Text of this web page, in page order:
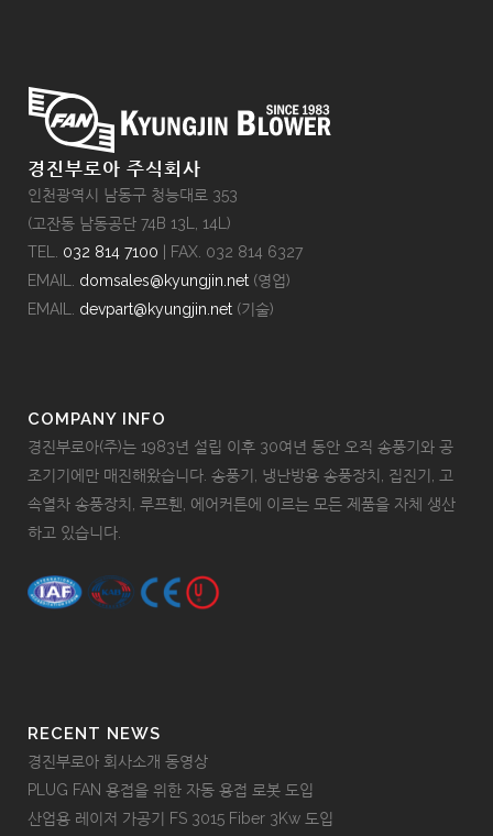
경진부로아 주식회사
인천광역시 남동구 청능대로 353
(고잔동 남동공단 74B 13L, 14L)
TEL. 032 814 7100 | FAX. 032 814 6327
EMAIL. domsales@kyungjin.net (영업)
EMAIL. devpart@kyungjin.net (기술)
COMPANY INFO
경진부로아(주)는 1983년 설립 이후 30여년 동안 오직 송풍기와 공
조기기에만 매진해왔습니다. 송풍기, 냉난방용 송풍장치, 집진기, 고
속열차 송풍장치, 루프휀, 에어커튼에 이르는 모든 제품을 자체 생산
하고 있습니다.
RECENT NEWS
경진부로아 회사소개 동영상
PLUG FAN 용접을 위한 자동 용접 로봇 도입
산업용 레이저 가공기 FS 3015 Fiber 3Kw 도입